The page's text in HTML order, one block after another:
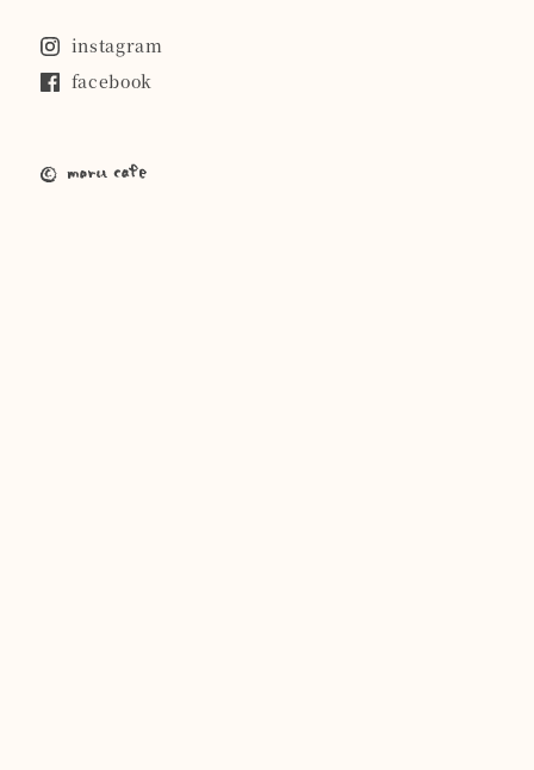
instagram
facebook